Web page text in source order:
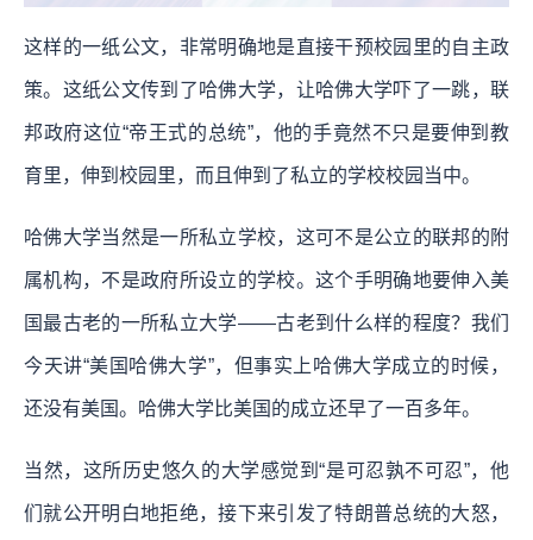
这样的一纸公文，非常明确地是直接干预校园里的自主政
策。这纸公文传到了哈佛大学，让哈佛大学吓了一跳，联
邦政府这位“帝王式的总统”，他的手竟然不只是要伸到教
育里，伸到校园里，而且伸到了私立的学校校园当中。
哈佛大学当然是一所私立学校，这可不是公立的联邦的附
属机构，不是政府所设立的学校。这个手明确地要伸入美
国最古老的一所私立大学——古老到什么样的程度？我们
今天讲“美国哈佛大学”，但事实上哈佛大学成立的时候，
还没有美国。哈佛大学比美国的成立还早了一百多年。
当然，这所历史悠久的大学感觉到“是可忍孰不可忍”，他
们就公开明白地拒绝，接下来引发了特朗普总统的大怒，